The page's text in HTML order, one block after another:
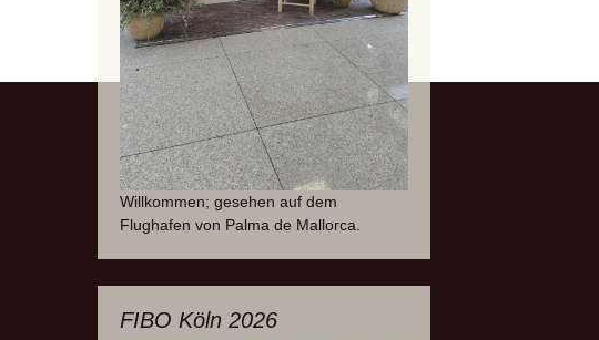
Willkommen; gesehen auf dem
Flughafen von Palma de Mallorca.
FIBO Köln 2026